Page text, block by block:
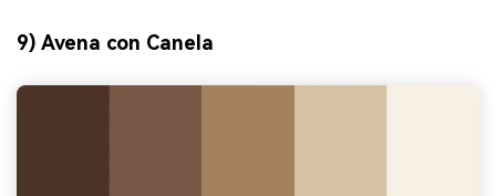
9) Avena con Canela